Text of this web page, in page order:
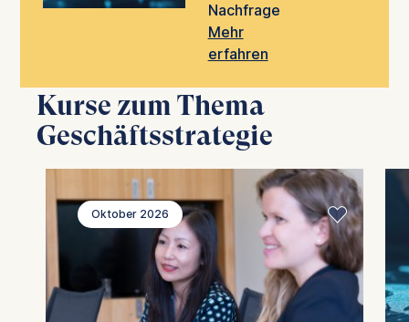
Nachfrage
Mehr
erfahren
Kurse zum Thema
Geschäftsstrategie
Oktober 2026